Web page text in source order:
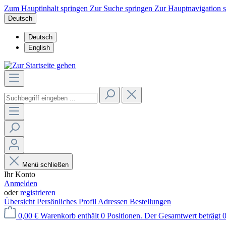
Zum Hauptinhalt springen Zur Suche springen Zur Hauptnavigation
Deutsch
Deutsch
English
Menü schließen
Ihr Konto
Anmelden
oderregistrieren
Übersicht Persönliches Profil Adressen Bestellungen
0,00 € Warenkorb enthält 0 Positionen. Der Gesamtwert beträgt